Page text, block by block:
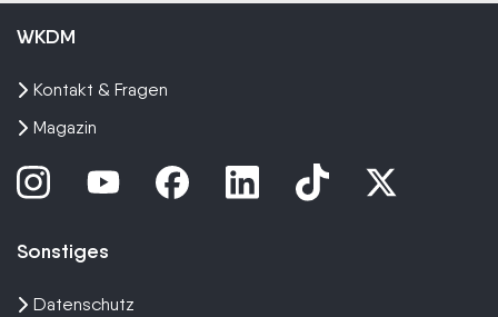
WKDM
Kontakt & Fragen
Magazin
Sonstiges
Datenschutz